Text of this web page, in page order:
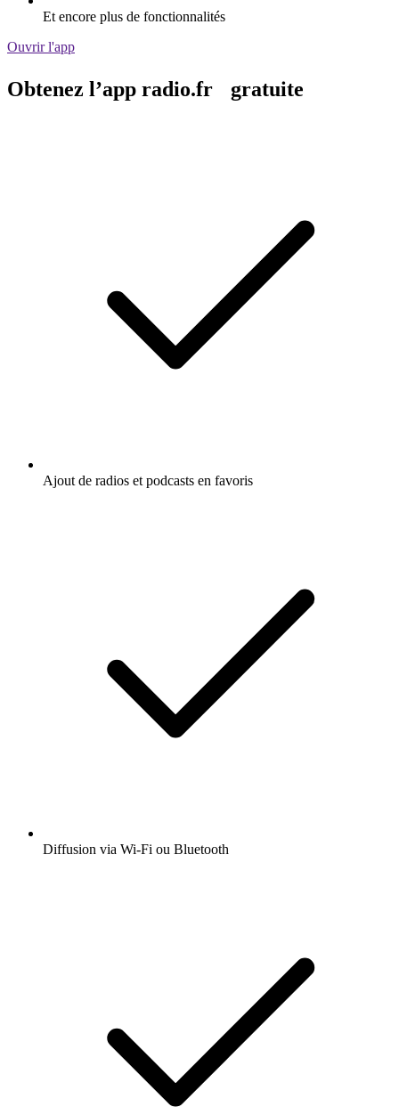
Et encore plus de fonctionnalités
Ouvrir l'app
Obtenez l’app radio.fr gratuite
Ajout de radios et podcasts en favoris
Diffusion via Wi-Fi ou Bluetooth